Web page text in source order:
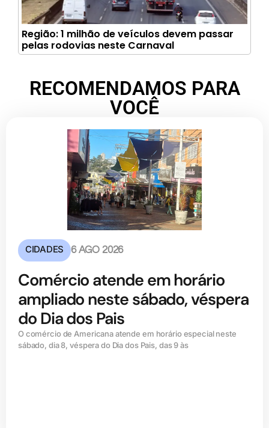
Região: 1 milhão de veículos devem passar
pelas rodovias neste Carnaval
RECOMENDAMOS PARA
VOCÊ
CIDADES 6 AGO 2026
Comércio atende em horário
ampliado neste sábado, véspera
do Dia dos Pais
O comércio de Americana atende em horário especial neste
sábado, dia 8, véspera do Dia dos Pais, das 9 às